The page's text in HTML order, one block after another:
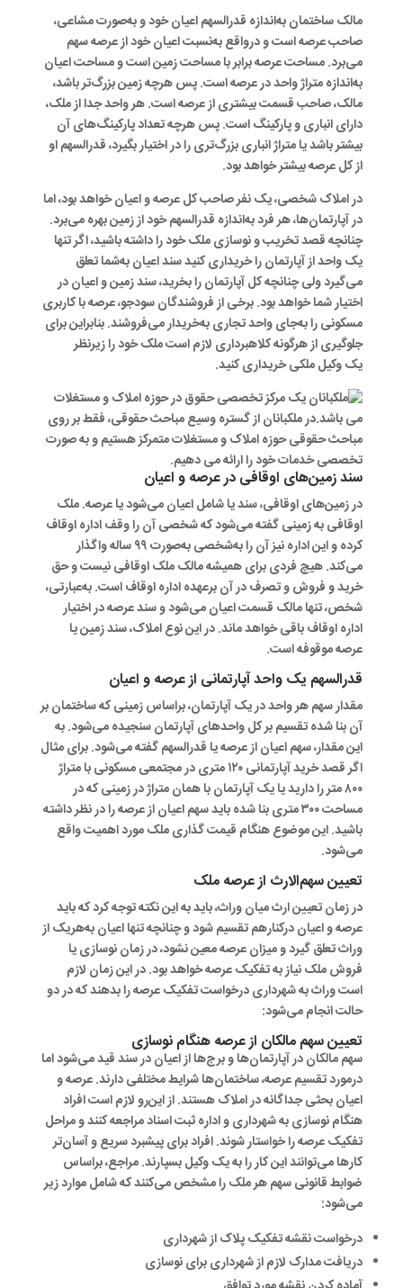
مالک ساختمان به‌اندازه قدرالسهم اعیان خود و به‌صورت مشاعی،
صاحب عرصه است و درواقع به‌نسبت اعیان خود از عرصه سهم
می‌برد. مساحت عرصه برابر با مساحت زمین است و مساحت اعیان
به‌اندازه متراژ واحد در عرصه است. پس هرچه زمین بزرگ‌تر باشد،
مالک، صاحب قسمت بیشتری از عرصه است. هر واحد جدا از ملک،
دارای انباری و پارکینگ است. پس هرچه تعداد پارکینگ‌های آن
بیشتر باشد یا متراژ انباری بزرگ‌تری را در اختیار بگیرد، قدرالسهم او
از کل عرصه بیشتر خواهد بود.
در املاک شخصی، یک نفر صاحب کل عرصه و اعیان خواهد بود، اما
در آپارتمان‌ها، هر فرد به‌اندازه قدرالسهم خود از زمین بهره می‌برد.
چنانچه قصد تخریب و نوسازی ملک خود را داشته باشید، اگر تنها
یک واحد از آپارتمان را خریداری کنید سند اعیان به‌شما تعلق
می‌گیرد ولی چنانچه کل آپارتمان را بخرید، سند زمین و اعیان در
اختیار شما خواهد بود. برخی از فروشندگان سودجو، عرصه با کاربری
مسکونی را به‌جای واحد تجاری به‌خریدار می‌فروشند. بنابراین برای
جلوگیری از هرگونه کلاهبرداری لازم است ملک خود را زیرنظر
یک وکیل ملکی خریداری کنید.
سند زمین‌های اوقافی در عرصه و اعیان
در زمین‌های اوقافی، سند یا شامل اعیان می‌شود یا عرصه. ملک
اوقافی به‌ زمینی گفته می‌شود که شخصی آن را وقف اداره اوقاف
کرده و این اداره نیز آن را به‌شخصی به‌صورت ۹۹ ساله واگذار
می‌کند. هیچ فردی برای همیشه مالک ملک اوقافی نیست و حق
خرید و فروش و تصرف در آن برعهده اداره اوقاف است. به‌عبارتی،
شخص، تنها مالک قسمت اعیان می‌شود و سند عرصه در اختیار
اداره اوقاف باقی خواهد ماند. در این نوع املاک، سند زمین یا
عرصه موقوفه است.
قدرالسهم یک واحد آپارتمانی از عرصه و اعیان
مقدار سهم هر واحد در یک آپارتمان، براساس زمینی که ساختمان بر
آن بنا شده تقسیم بر کل واحدهای آپارتمان سنجیده می‌شود. به
این مقدار، سهم اعیان از عرصه یا قدرالسهم گفته می‌شود. برای مثال
اگر قصد خرید آپارتمانی ۱۲۰ متری در مجتمعی مسکونی با متراژ
۸۰۰ متر را دارید یا یک آپارتمان با همان متراژ در زمینی که در
مساحت ۳۰۰ متری بنا شده باید سهم اعیان از عرصه را در نظر داشته
باشید. این موضوع هنگام قیمت گذاری ملک مورد اهمیت واقع
می‌شود.
تعیین سهم‌الارث از عرصه ملک
در زمان تعیین ارث میان وراث، باید به این نکته توجه کرد که باید
عرصه و اعیان درکنارهم تقسیم شود و چنانچه تنها اعیان به‌هریک از
وراث تعلق گیرد و میزان عرصه معین نشود، در زمان نوسازی یا
فروش ملک نیاز به تفکیک عرصه خواهد بود. در این زمان لازم
است وراث به شهرداری درخواست تفکیک عرصه را بدهند که در دو
حالت انجام می‌شود:
تعیین سهم مالکان از عرصه هنگام نوسازی
سهم مالکان در آپارتمان‌ها و برج‌ها از اعیان در سند قید می‌شود اما
درمورد تقسیم عرصه، ساختمان‌ها شرایط مختلفی دارند. عرصه و
اعیان بحثی جداگانه در املاک هستند. از این‌رو لازم است افراد
هنگام نوسازی به شهرداری و اداره ثبت اسناد مراجعه کنند و مراحل
تفکیک عرصه را خواستار شوند. افراد برای پیشبرد سریع‌ و آسان‌تر
کارها می‌توانند این کار را به یک وکیل بسپارند. مراجع، براساس
ضوابط قانونی سهم هر ملک را مشخص می‌کنند که شامل موارد زیر
می‌شود:
درخواست نقشه تفکیک پلاک از شهرداری
دریافت مدارک لازم از شهرداری برای نوسازی